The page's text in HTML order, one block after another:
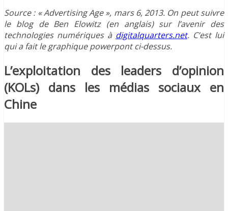
Source : « Advertising Age », mars 6, 2013. On peut suivre
le blog de Ben Elowitz (en anglais) sur l’avenir des
technologies numériques à digitalquarters.net. C’est lui
qui a fait le graphique powerpont ci-dessus.
L’exploitation des leaders d’opinion
(KOLs) dans les médias sociaux en
Chine